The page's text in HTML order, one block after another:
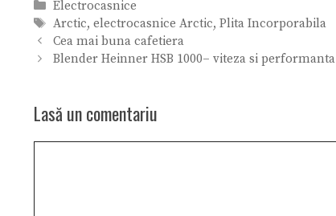
Categorii
Electrocasnice
Etichete
Arctic,electrocasnice Arctic,Plita Incorporabila
Cea mai buna cafetiera
Blender Heinner HSB 1000– viteza si performanta
Lasă un comentariu